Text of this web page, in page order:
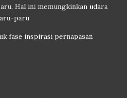
Hal ini memungkinkan udara
paru.
fase inspirasi pernapasan